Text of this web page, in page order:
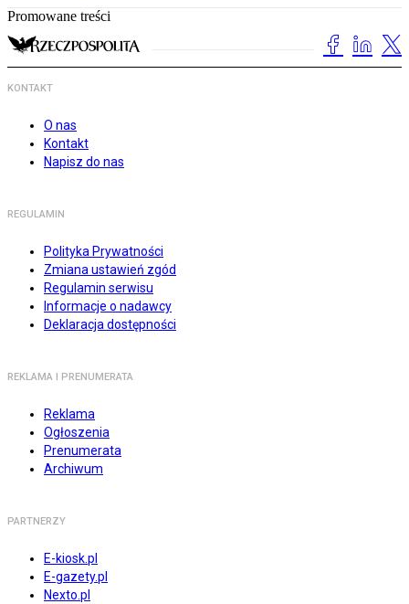
Promowane treści
KONTAKT
O nas
Kontakt
Napisz do nas
REGULAMIN
Polityka Prywatności
Zmiana ustawień zgód
Regulamin serwisu
Informacje o nadawcy
Deklaracja dostępności
REKLAMA I PRENUMERATA
Reklama
Ogłoszenia
Prenumerata
Archiwum
PARTNERZY
E-kiosk.pl
E-gazety.pl
Nexto.pl